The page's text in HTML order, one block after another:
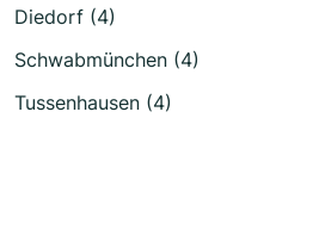
Diedorf (4)
Schwabmünchen (4)
Tussenhausen (4)